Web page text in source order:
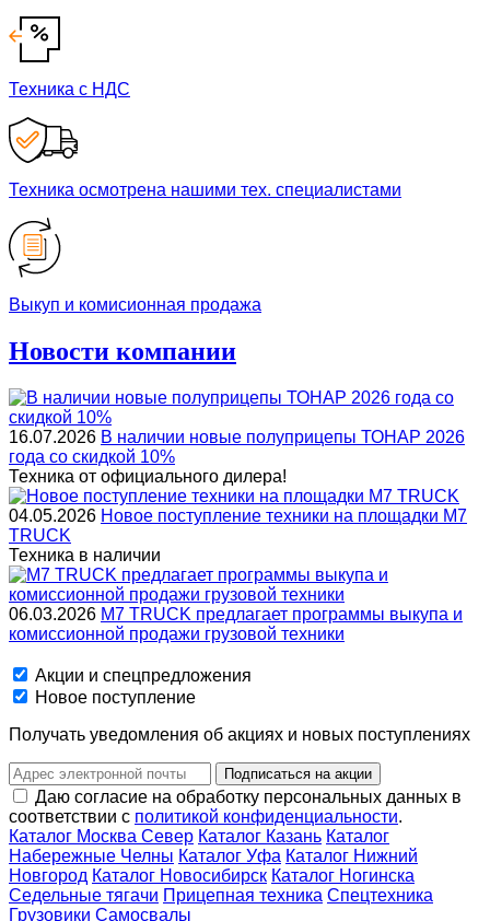
Техника с НДС
Техника осмотрена нашими тех. специалистами
Выкуп и комисионная продажа
Новости компании
16.07.2026 В наличии новые полуприцепы ТОНАР 2026
года со скидкой 10%
Техника от официального дилера!
04.05.2026 Новое поступление техники на площадки M7
TRUCK
Техника в наличии
06.03.2026 M7 TRUCK предлагает программы выкупа и
комиссионной продажи грузовой техники
Акции и спецпредложения
Новое поступление
Получать уведомления об акциях и новых поступлениях
Подписаться на акции
Даю согласие на обработку персональных данных в
соответствии с политикой конфиденциальности.
Каталог Москва Север Каталог Казань Каталог
Набережные Челны Каталог Уфа Каталог Нижний
Новгород Каталог Новосибирск Каталог Ногинска
Седельные тягачи Прицепная техника Спецтехника
Грузовики Самосвалы